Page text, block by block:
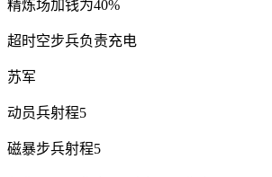
精炼场加钱为40%
超时空步兵负责充电
苏军
动员兵射程5
磁暴步兵射程5